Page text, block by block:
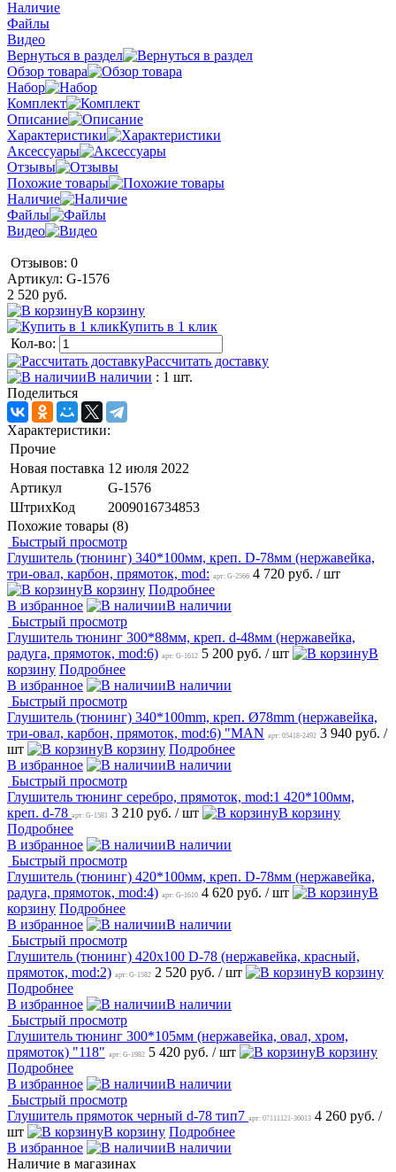
Наличие
Файлы
Видео
Вернуться в раздел
Обзор товара
Набор
Комплект
Описание
Характеристики
Аксессуары
Отзывы
Похожие товары
Наличие
Файлы
Видео
Отзывов: 0
Артикул: G-1576
2 520 руб.
В корзину
Купить в 1 клик
Кол-во:
Рассчитать доставку
В наличии : 1 шт.
Поделиться
Характеристики:
Прочие
Новая поставка 12 июля 2022
Артикул
G-1576
ШтрихКод
2009016734853
Похожие товары (8)
Быстрый просмотр
Глушитель (тюнинг) 340*100мм, креп. D-78мм (нержавейка,
три-овал, карбон, прямоток, mod: арт: G-2566 4 720 руб. / шт
В корзину Подробнее
В избранное
В наличии
Быстрый просмотр
Глушитель тюнинг 300*88мм, креп. d-48мм (нержавейка,
радуга, прямоток, mod:6) арт: G-1612 5 200 руб. / шт
В
корзину Подробнее
В избранное
В наличии
Быстрый просмотр
Глушитель (тюнинг) 340*100mm, креп. Ø78mm (нержавейка,
три-овал, карбон, прямоток, mod:6) "MAN арт: 05418-2492 3 940 руб. /
шт
В корзину Подробнее
В избранное
В наличии
Быстрый просмотр
Глушитель тюнинг серебро, прямоток, mod:1 420*100мм,
креп. d-78 арт: G-1581 3 210 руб. / шт
В корзину
Подробнее
В избранное
В наличии
Быстрый просмотр
Глушитель (тюнинг) 420*100мм, креп. D-78мм (нержавейка,
радуга, прямоток, mod:4) арт: G-1610 4 620 руб. / шт
В
корзину Подробнее
В избранное
В наличии
Быстрый просмотр
Глушитель (тюнинг) 420х100 D-78 (нержавейка, красный,
прямоток, mod:2) арт: G-1582 2 520 руб. / шт
В корзину
Подробнее
В избранное
В наличии
Быстрый просмотр
Глушитель тюнинг 300*105мм (нержавейка, овал, хром,
прямоток) "118" арт: G-1982 5 420 руб. / шт
В корзину
Подробнее
В избранное
В наличии
Быстрый просмотр
Глушитель прямоток черный d-78 тип7 арт: 07111121-36013 4 260 руб. /
шт
В корзину Подробнее
В избранное
В наличии
Наличие в магазинах